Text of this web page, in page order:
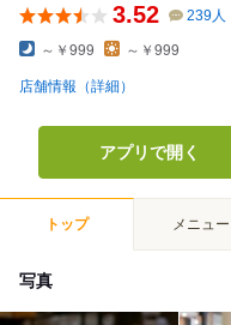
3.52 239人
～￥999 ～￥999
店舗情報（詳細）
アプリで開く
トップ メニュー
写真